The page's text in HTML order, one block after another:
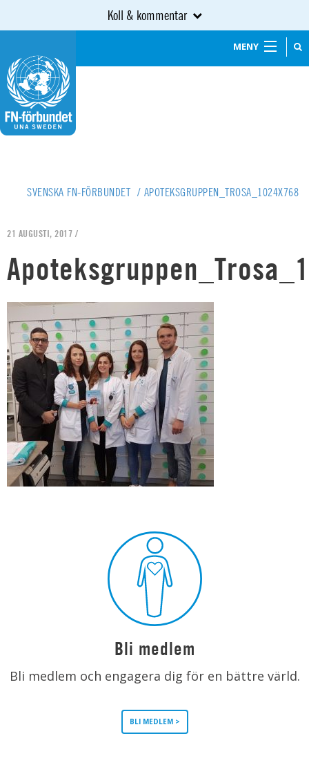
Koll & kommentar
MENY
SVENSKA FN-FÖRBUNDET / APOTEKSGRUPPEN_TROSA_1024X768
21 AUGUSTI, 2017 /
Bli medlem
Bli medlem och engagera dig för en bättre värld.
BLI MEDLEM >